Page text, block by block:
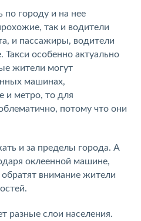
по городу и на нее
так и водители
и пассажиры, водители
особенно актуально
жители могут
машинах,
и метро, то для
потому что они
и за пределы города. А
оклеенной машине,
обратят внимание жители
разные слои населения.